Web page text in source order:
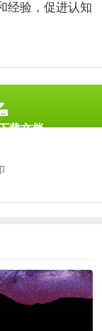
经验，促进认知
载文档